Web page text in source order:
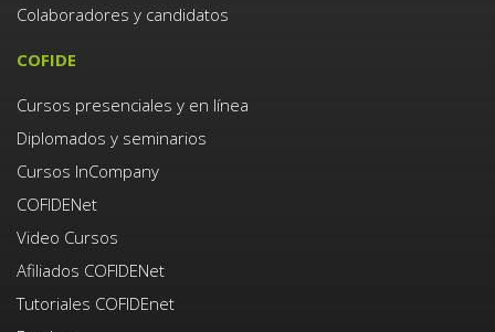
Colaboradores y candidatos
COFIDE
Cursos presenciales y en línea
Diplomados y seminarios
Cursos InCompany
COFIDENet
Video Cursos
Afiliados COFIDENet
Tutoriales COFIDEnet